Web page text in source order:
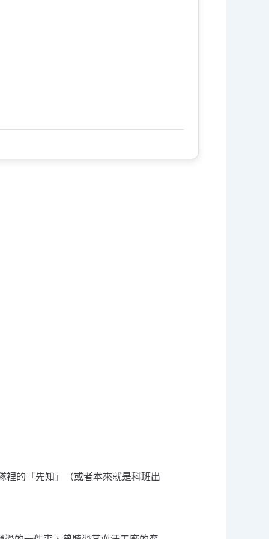
裡的「先知」（或者本來就是科班出